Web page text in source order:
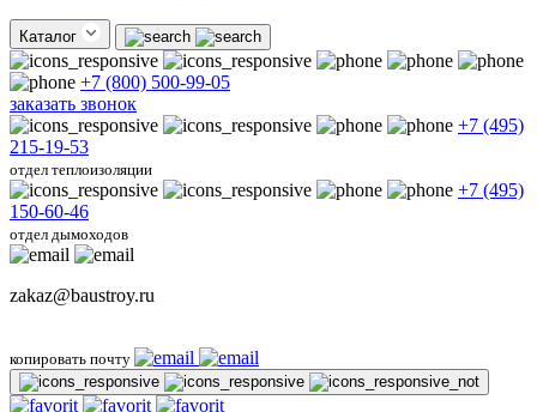
Каталог
+7 (800) 500-99-05
заказать звонок
+7 (495)
215-19-53
отдел теплоизоляции
+7 (495)
150-60-46
отдел дымоходов
zakaz@baustroy.ru
копировать почту